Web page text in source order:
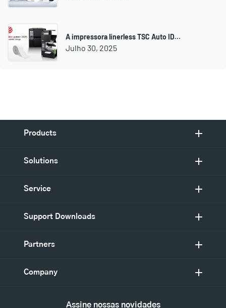
A impressora linerless TSC Auto ID…
Julho 30, 2025
Products
Solutions
Service
Support Downloads
Partners
Company
Assine nossas novidades